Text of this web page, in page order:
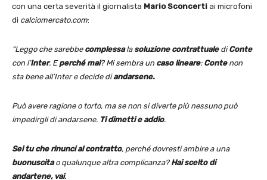
con una certa severità il giornalista Mario Sconcerti ai microfoni
di calciomercato.com:
“Leggo che sarebbe complessala soluzione contrattualediConte
con l’Inter. Eperché mai? Mi sembra un caso lineare: Contenon
sta bene all’Inter e decide diandarsene.
Può avere ragione o torto, ma se non si diverte più nessuno può
impedirgli di andarsene. Ti dimetti e addio.
Sei tu che rinunci al contratto, perché dovresti ambire a una
buonuscitao qualunque altra complicanza?Hai scelto di
andartene, vai.